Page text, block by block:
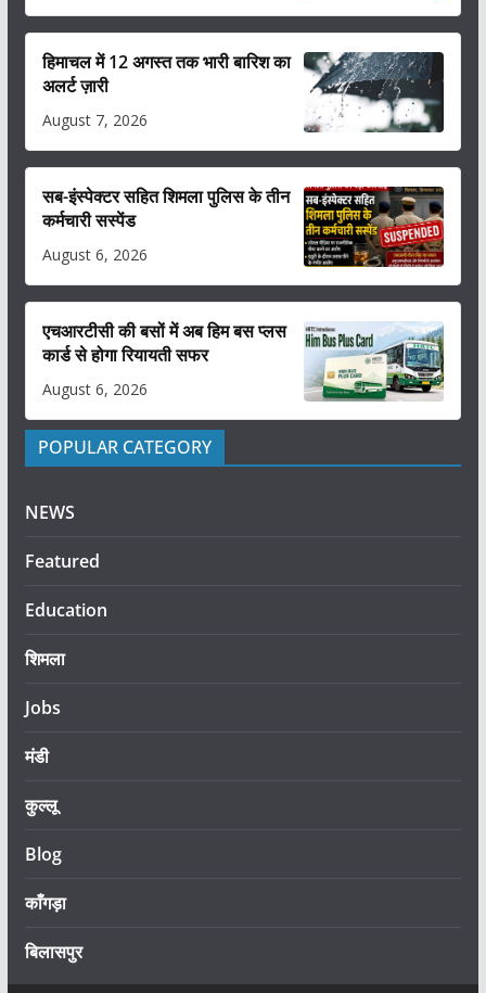
हिमाचल में 12 अगस्त तक भारी बारिश का
अलर्ट ज़ारी
August 7, 2026
सब-इंस्पेक्टर सहित शिमला पुलिस के तीन
कर्मचारी सस्पेंड
August 6, 2026
एचआरटीसी की बसों में अब हिम बस प्लस
कार्ड से होगा रियायती सफर
August 6, 2026
POPULAR CATEGORY
NEWS
Featured
Education
शिमला
Jobs
मंडी
कुल्लू
Blog
काँगड़ा
बिलासपुर